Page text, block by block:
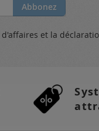
Abbonez
d'affaires et la